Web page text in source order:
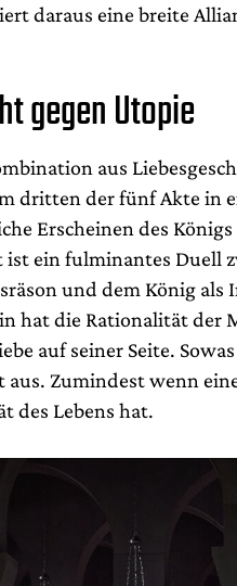
daraus eine breite
gegen Utopie
aus
dritten der fünf Akte in
Erscheinen des
ein fulminantes Duell
und dem König
hat die Rationalität der
auf seiner Seite.
Zumindest wenn
des Lebens hat.